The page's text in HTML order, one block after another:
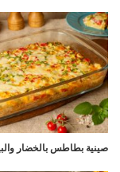
صينية بطاطس بالخضار